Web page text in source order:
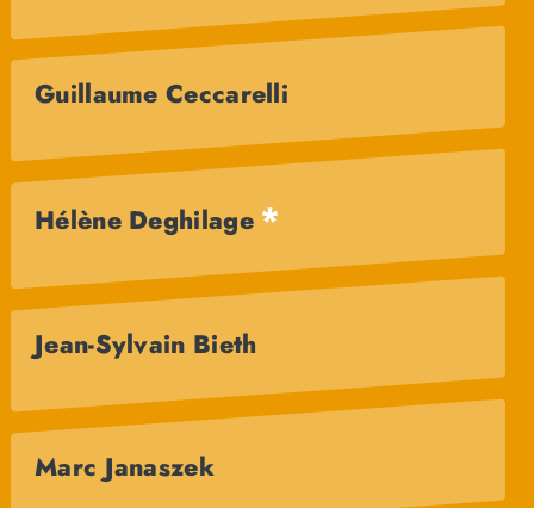
Guillaume Ceccarelli
Hélène Deghilage *
Jean-Sylvain Bieth
Marc Janaszek